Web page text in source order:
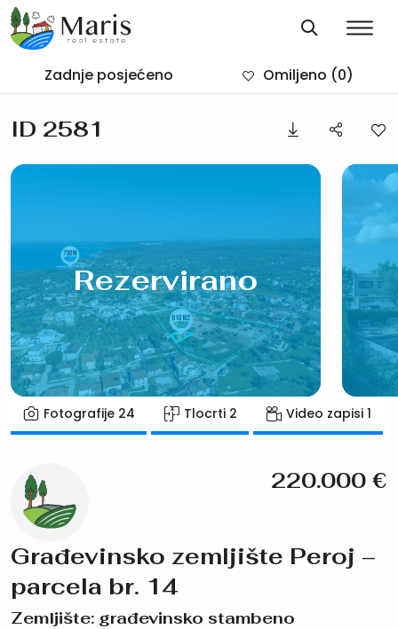
Zadnje posjećeno Omiljeno (0)
ID 2581
Rezervirano
Fotografije 24 Tlocrti 2 Video zapisi1
220.000 €
Građevinsko zemljište Peroj –
parcela br. 14
Zemljište: građevinsko stambeno